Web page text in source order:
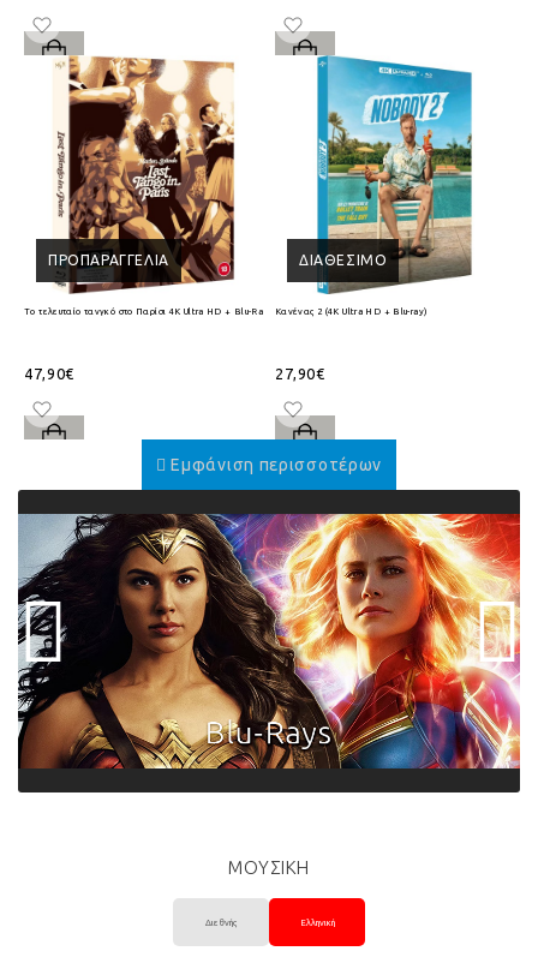
ΠΡΟΠΑΡΑΓΓΕΛΊΑ
Το τελευταίο τανγκό στο Παρίσι 4K Ultra HD + Blu-Ray
47,90€
ΔΙΑΘΈΣΙΜΟ
Κανένας 2 (4K Ultra HD + Blu-ray)
27,90€
ΜΟΥΣΙΚΗ
Διεθνής Ελληνική